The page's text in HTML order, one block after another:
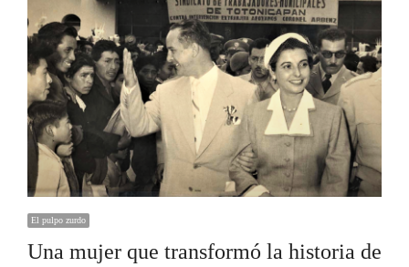
El pulpo zurdo
Una mujer que transformó la historia de